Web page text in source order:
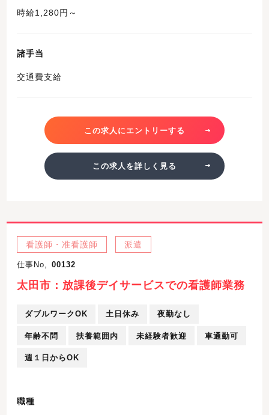
時給1,280円～
諸手当
交通費支給
この求人にエントリーする
この求人を詳しく見る
看護師・准看護師 派遣
仕事No, 00132
太田市：放課後デイサービスでの看護師業務
ダブルワークOK 土日休み 夜勤なし
年齢不問 扶養範囲内 未経験者歓迎 車通勤可
週１日からOK
職種